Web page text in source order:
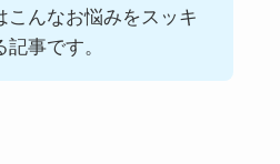
こんなお悩みをスッキ
記事です。